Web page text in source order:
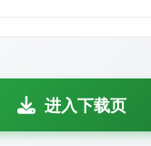
进入下载页